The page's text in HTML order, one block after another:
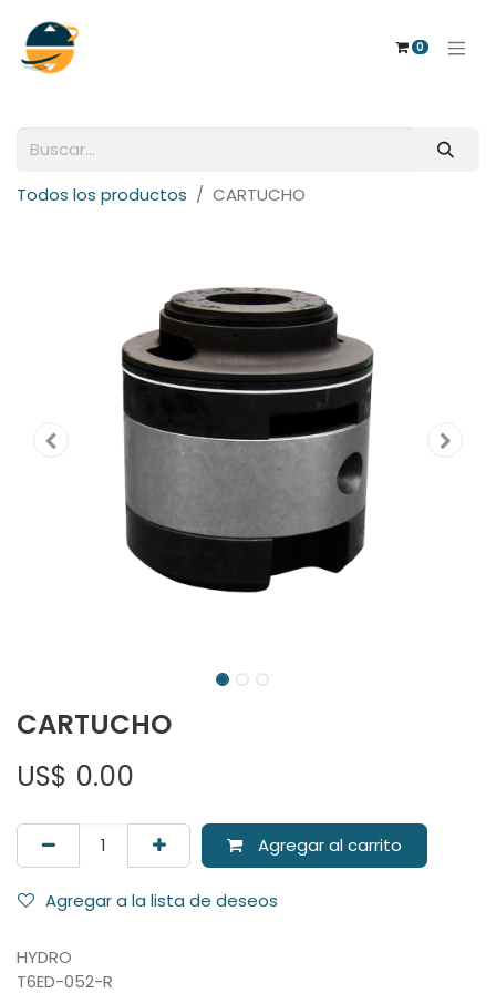
0
Todos los productos CARTUCHO
CARTUCHO
US$ 0.00
Agregar al carrito
Agregar a la lista de deseos
HYDRO
T6ED-052-R